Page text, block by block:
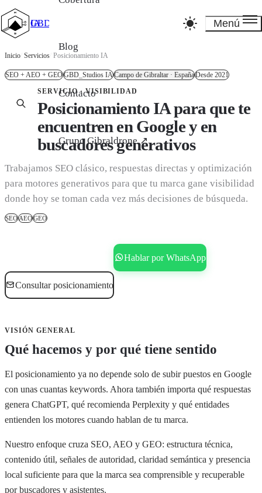
GBD_Studios IA
Blog
Contacto
Grupo Gibraldrone ↗
Menú
Inicio Servicios Posicionamiento IA
SEO + AEO + GEOGBD_Studios IACampo de Gibraltar · EspañaDesde 2021
SERVICIO · VISIBILIDAD
Posicionamiento IA para que te
encuentren en Google y en
buscadores generativos
Trabajamos SEO clásico, respuestas directas y optimización
para motores generativos para que tu marca gane visibilidad
donde hoy se toman cada vez más decisiones de búsqueda.
SEOAEOGEO
Hablar por WhatsApp
Consultar posicionamiento
VISIÓN GENERAL
Qué hacemos y por qué tiene sentido
El posicionamiento ya no depende solo de subir puestos en Google
con unas cuantas keywords. Ahora también importa qué respuestas
genera ChatGPT, qué recomienda Perplexity y qué entidades
entienden los motores cuando hablan de tu marca.
Nuestro enfoque cruza SEO, AEO y GEO: estructura técnica,
contenido útil, señales de autoridad, claridad semántica y presencia
local suficiente para que la marca sea comprensible y recuperable
por buscadores y asistentes.